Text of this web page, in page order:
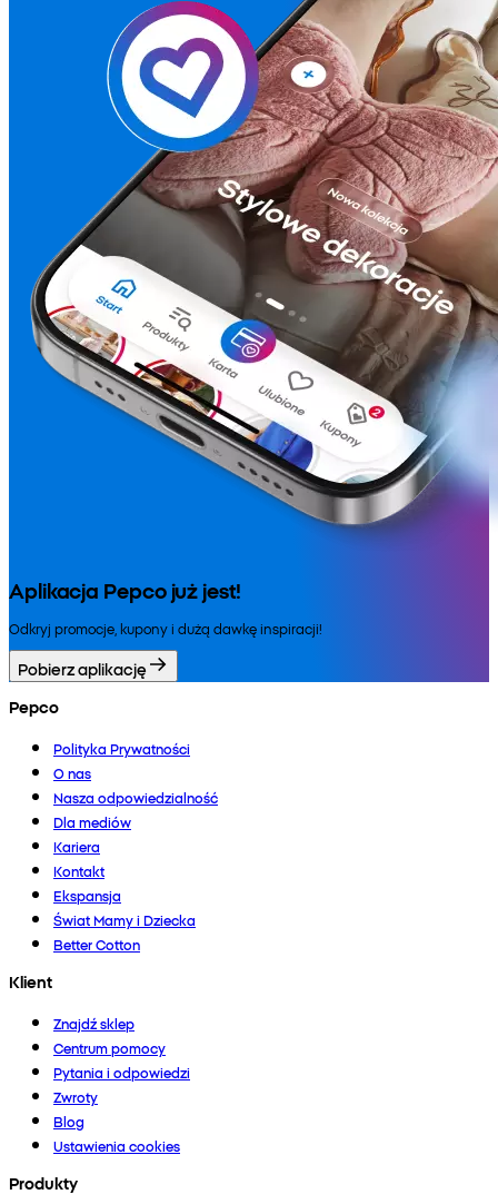
Aplikacja Pepco już jest!
Odkryj promocje, kupony i dużą dawkę inspiracji!
Pobierz aplikację
Pepco
Polityka Prywatności
O nas
Nasza odpowiedzialność
Dla mediów
Kariera
Kontakt
Ekspansja
Świat Mamy i Dziecka
Better Cotton
Klient
Znajdź sklep
Centrum pomocy
Pytania i odpowiedzi
Zwroty
Blog
Ustawienia cookies
Produkty